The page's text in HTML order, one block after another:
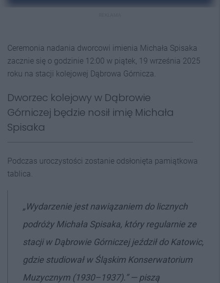
Ceremonia nadania dworcowi imienia Michała Spisaka
zacznie się o godzinie 12:00 w piątek, 19 września 2025
roku na stacji kolejowej Dąbrowa Górnicza.
Dworzec kolejowy w Dąbrowie
Górniczej będzie nosił imię Michała
Spisaka
Podczas uroczystości zostanie odsłonięta pamiątkowa
tablica.
„Wydarzenie jest nawiązaniem do licznych
podróży Michała Spisaka, który regularnie ze
stacji w Dąbrowie Górniczej jeździł do Katowic,
gdzie studiował w Śląskim Konserwatorium
Muzycznym (1930–1937).” — piszą